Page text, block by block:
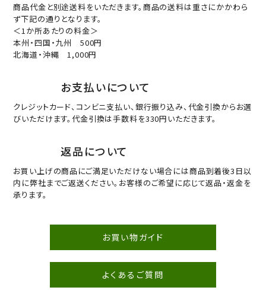
商品代金と別途送料をいただきます。商品の送料は重さにかかわら
ず下記の通りとなります。
＜1か所あたりの料金＞
本州・四国・九州 500円
北海道・沖縄 1,000円
お支払いについて
クレジットカード、コンビニ支払い、銀行振り込み、代金引換からお選
びいただけます。代金引換は手数料を330円いただきます。
返品について
お買い上げの商品にご満足いただけない場合には商品到着後3日以
内に弊社までご返送ください。お客様のご希望に応じて返品・返金を
承ります。
お買い物ガイド
よくあるご質問